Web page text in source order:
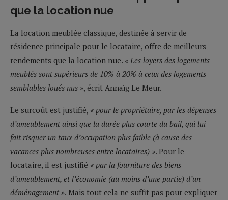
que la location nue
La location meublée classique, destinée à servir de
résidence principale pour le locataire, offre de meilleurs
rendements que la location nue. « Les loyers des logements
meublés sont supérieurs de 10% à 20% à ceux des logements
semblables loués nus », écrit Annaïg Le Meur.
Le surcoût est justifié, « pour le propriétaire, par les dépenses
d’ameublement ainsi que la durée plus courte du bail, qui lui
fait risquer un taux d’occupation plus faible (à cause des
vacances plus nombreuses entre locataires) ». Pour le
locataire, il est justifié « par la fourniture des biens
d’ameublement, et l’économie (au moins d’une partie) d’un
déménagement ». Mais tout cela ne suffit pas pour expliquer